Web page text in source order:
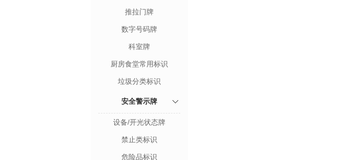
推拉门牌
数字号码牌
科室牌
厨房食堂常用标识
垃圾分类标识
安全警示牌
设备/开光状态牌
禁止类标识
危险品标识